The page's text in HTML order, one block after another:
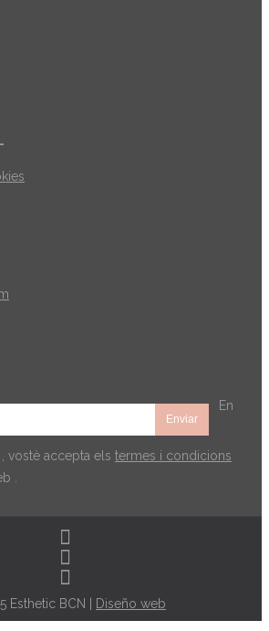
En
vostè accepta els termes i condicions
.
Esthetic BCN | Diseño web